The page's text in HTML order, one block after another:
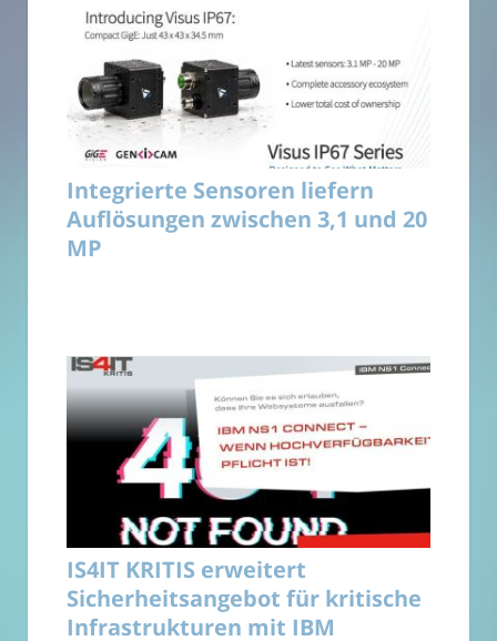
Integrierte Sensoren liefern
Auflösungen zwischen 3,1 und 20
MP
IS4IT KRITIS erweitert
Sicherheitsangebot für kritische
Infrastrukturen mit IBM